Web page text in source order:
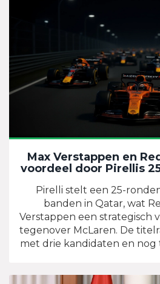
Max Verstappen en
voordeel door Pirellis
Pirelli stelt een 25-
banden in Qatar, wat
Verstappen een strategisch
tegenover McLaren. De
met drie kandidaten en nog